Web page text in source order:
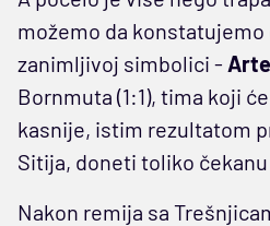
možemo da konstatujemo
zanimljivoj simbolici -
Bornmuta (1:1), tima koji
kasnije, istim rezultatom
Sitija, doneti toliko
Nakon remija sa